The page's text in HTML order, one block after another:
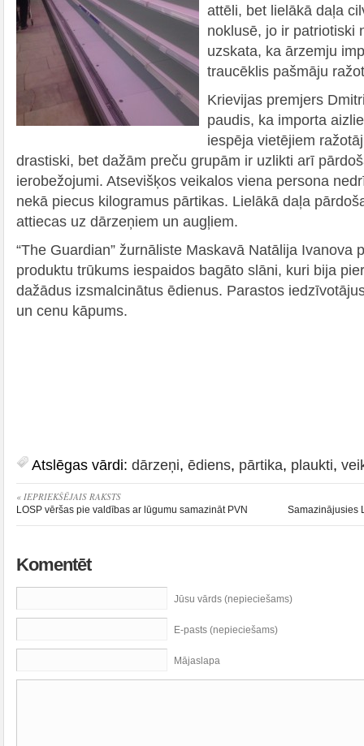
attēli, bet lielākā daļa
noklusē, jo ir patriotiski
uzskata, ka ārzemju
traucēklis pašmāju
Krievijas premjers
paudis, ka importa
iespēja vietējiem
drastiski, bet dažām preču grupām ir uzlikti arī
ierobežojumi. Atsevišķos veikalos viena persona
nekā piecus kilogramus pārtikas. Lielākā daļa
attiecas uz dārzeņiem un augļiem.
“The Guardian” žurnāliste Maskavā Natālija Ivanova
produktu trūkums iespaidos bagāto slāni, kuri bija
dažādus izsmalcinātus ēdienus. Parastos
un cenu kāpums.
Atslēgas vārdi: dārzeņi, ēdiens, pārtika, plaukti,
« IEPRIEKŠĒJAIS RAKSTS
LOSP vēršas pie valdības ar lūgumu samazināt PVN Samazinājusies
Komentēt
Jūsu vārds (nepieciešams)
E-pasts (nepieciešams)
Mājaslapa